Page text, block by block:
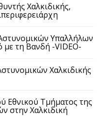
Χαλκιδικής,
Υπαλλήλων
με τη Βανδή -VIDEO-
Χαλκιδικής
Εθνικού Τμήματος της
στην Χαλκιδική